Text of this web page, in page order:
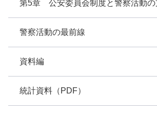
第5章 公安委員会制度と警察活動の
警察活動の最前線
資料編
統計資料（PDF）